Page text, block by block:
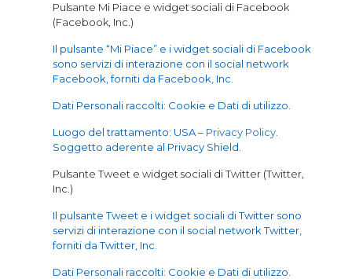
Pulsante Mi Piace e widget sociali di Facebook
(Facebook, Inc.)
Il pulsante “Mi Piace” e i widget sociali di Facebook
sono servizi di interazione con il social network
Facebook, forniti da Facebook, Inc.
Dati Personali raccolti: Cookie e Dati di utilizzo.
Luogo del trattamento: USA – Privacy Policy.
Soggetto aderente al Privacy Shield.
Pulsante Tweet e widget sociali di Twitter (Twitter,
Inc.)
Il pulsante Tweet e i widget sociali di Twitter sono
servizi di interazione con il social network Twitter,
forniti da Twitter, Inc.
Dati Personali raccolti: Cookie e Dati di utilizzo.